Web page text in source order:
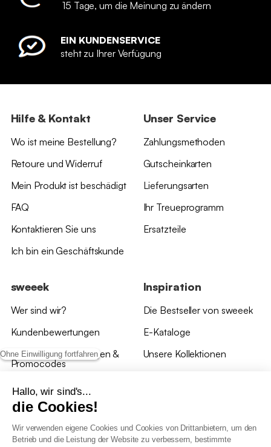
Ohne Einwilligung fortfahren
Hallo, wir sind's...
die Cookies!
Wir verwenden eigene Cookies und Cookies von Drittanbietern, um den
Betrieb und die Leistung der Website zu verbessern, bestimmte
15 Tage, um die Meinung zu ändern
EIN KUNDENSERVICE
steht zu Ihrer Verfügung
Hilfe & Kontakt
Wo ist meine Bestellung?
Retoure und Widerruf
Mein Produkt ist beschädigt
FAQ
Kontaktieren Sie uns
Ich bin ein Geschäftskunde
Unser Service
Zahlungsmethoden
Gutscheinkarten
Lieferungsarten
Ihr Treueprogramm
Ersatzteile
sweeek
Wer sind wir?
Kundenbewertungen
*Angebotsbedingungen &
Promocodes
Bewertungen von sweeek
Unsere Geschäfte
Inspiration
Die Bestseller von sweeek
E-Kataloge
Unsere Kollektionen